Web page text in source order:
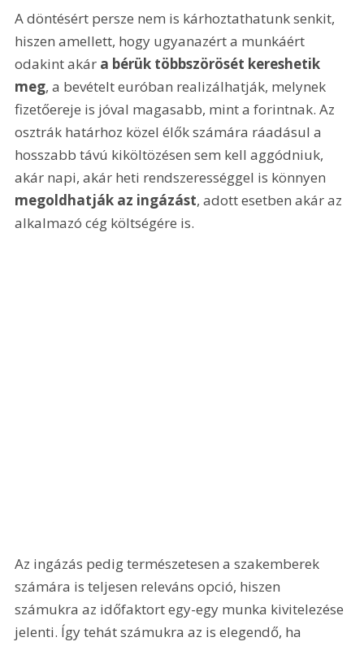
A döntésért persze nem is kárhoztathatunk senkit,
hiszen amellett, hogy ugyanazért a munkáért
odakint akár a bérük többszörösét kereshetik
meg, a bevételt euróban realizálhatják, melynek
fizetőereje is jóval magasabb, mint a forintnak. Az
osztrák határhoz közel élők számára ráadásul a
hosszabb távú kiköltözésen sem kell aggódniuk,
akár napi, akár heti rendszerességgel is könnyen
megoldhatják az ingázást, adott esetben akár az
alkalmazó cég költségére is.
Az ingázás pedig természetesen a szakemberek
számára is teljesen releváns opció, hiszen
számukra az időfaktort egy-egy munka kivitelezése
jelenti. Így tehát számukra az is elegendő, ha